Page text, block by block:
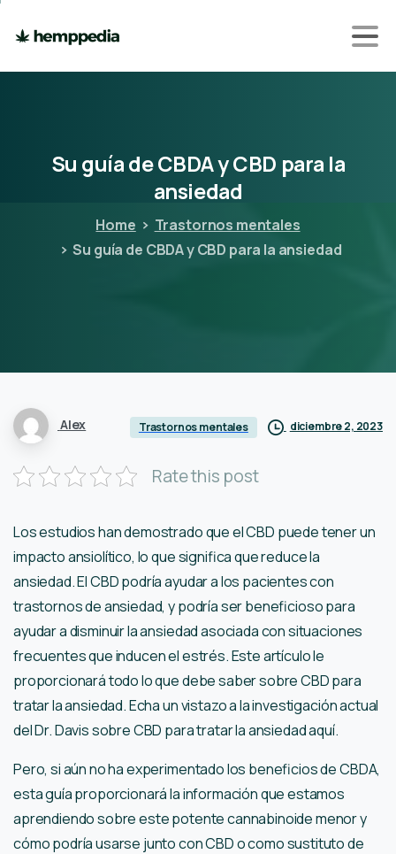
Su guíadeCBDAyCBD para la
ansiedad
Home
Trastornos mentales
Su guía de CBDA y CBD para la ansiedad
Alex Trastornos mentales diciembre 2, 2023
Rate this post
Los estudios han demostrado que el CBD puede tener un
impacto ansiolítico, lo que significa que reduce la
ansiedad. El CBD podría ayudar a los pacientes con
trastornos de ansiedad, y podría ser beneficioso para
ayudar a disminuir la ansiedad asociada con situaciones
frecuentes que inducen el estrés. Este artículo le
proporcionará todo lo que debe saber sobre CBD para
tratar la ansiedad. Echa un vistazo a la investigación actual
del Dr. Davis sobre CBD para tratar la ansiedad aquí.
Pero, si aún no ha experimentado los beneficios de CBDA,
esta guía proporcionará la información que estamos
aprendiendo sobre este potente cannabinoide menor y
cómo podría usarse junto con CBD o como sustituto de